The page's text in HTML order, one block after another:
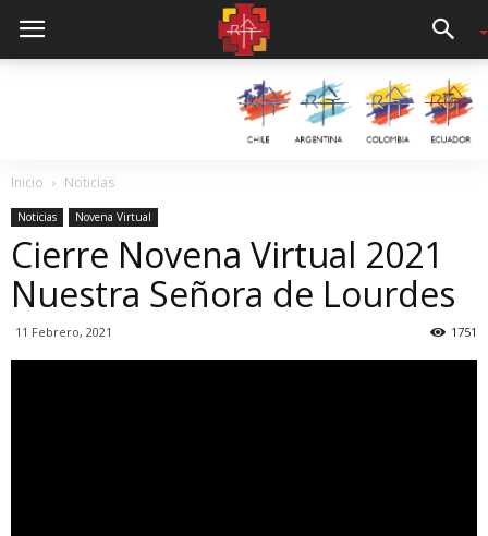
Inicio Noticias
Noticias Novena Virtual
Cierre Novena Virtual 2021
Nuestra Señora de Lourdes
11 Febrero, 2021 1751